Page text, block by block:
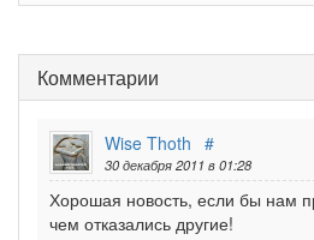
Комментарии
Wise Thoth #
30 декабря 2011 в 01:28
Хорошая новость, если бы нам
чем отказались другие!